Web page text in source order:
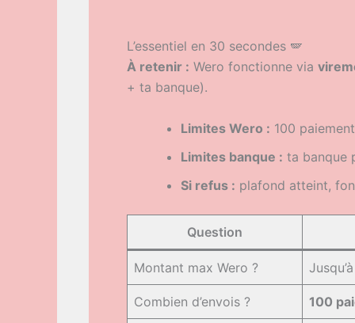
L’essentiel en 30 secondes 🪽
À retenir : Wero fonctionne via
+ ta banque).
Limites Wero : 100
Limites banque : ta banque
Si refus : plafond atteint,
Question
Montant max Wero ?
Combien d’envois ? 100